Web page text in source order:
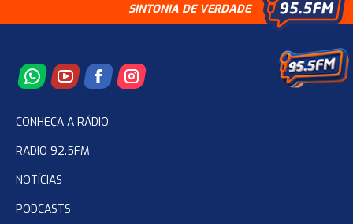
SINTONIA DE VERDADE
CONHEÇA A RÁDIO
RADIO 92.5FM
NOTÍCIAS
PODCASTS